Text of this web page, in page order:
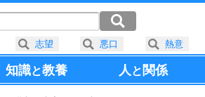
知識と教養 人と 関係
志望 悪口 熱意